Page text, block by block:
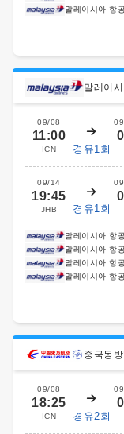
말레이시아 항
말레이
09/08
11:00
ICN 경유1회
09/14
19:45
JHB 경유1회
말레이시아 항
말레이시아 항
말레이시아 항
말레이시아 항
중국동
09/08
18:25
ICN 경유2회